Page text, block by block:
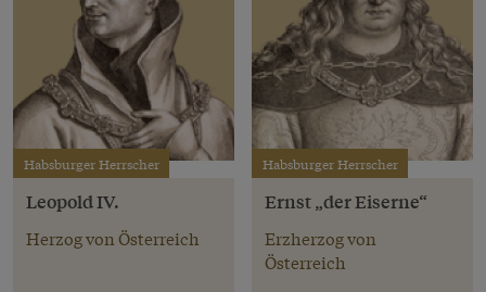
Habsburger Herrscher
Leopold IV.
Herzog von Österreich
Habsburger Herrscher
Ernst „der Eiserne“
Erzherzog von
Österreich